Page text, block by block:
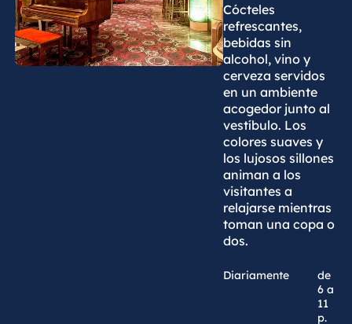
Cócteles
refrescantes,
bebidas sin
alcohol, vino y
cerveza servidos
en un ambiente
acogedor junto al
vestíbulo. Los
colores suaves y
los lujosos sillones
animan a los
visitantes a
relajarse mientras
toman una copa o
dos.
Diariamente
de
6 a
11
p.